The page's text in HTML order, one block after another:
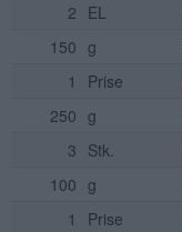
2 EL
150 g
1
Prise
250 g
3 Stk.
100 g
1
Prise